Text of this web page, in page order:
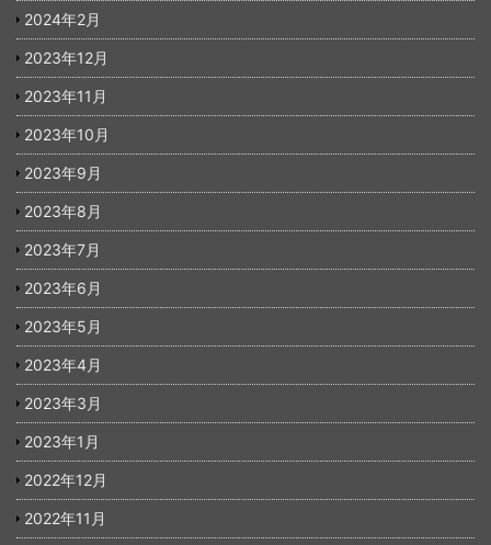
2024年2月
2023年12月
2023年11月
2023年10月
2023年9月
2023年8月
2023年7月
2023年6月
2023年5月
2023年4月
2023年3月
2023年1月
2022年12月
2022年11月